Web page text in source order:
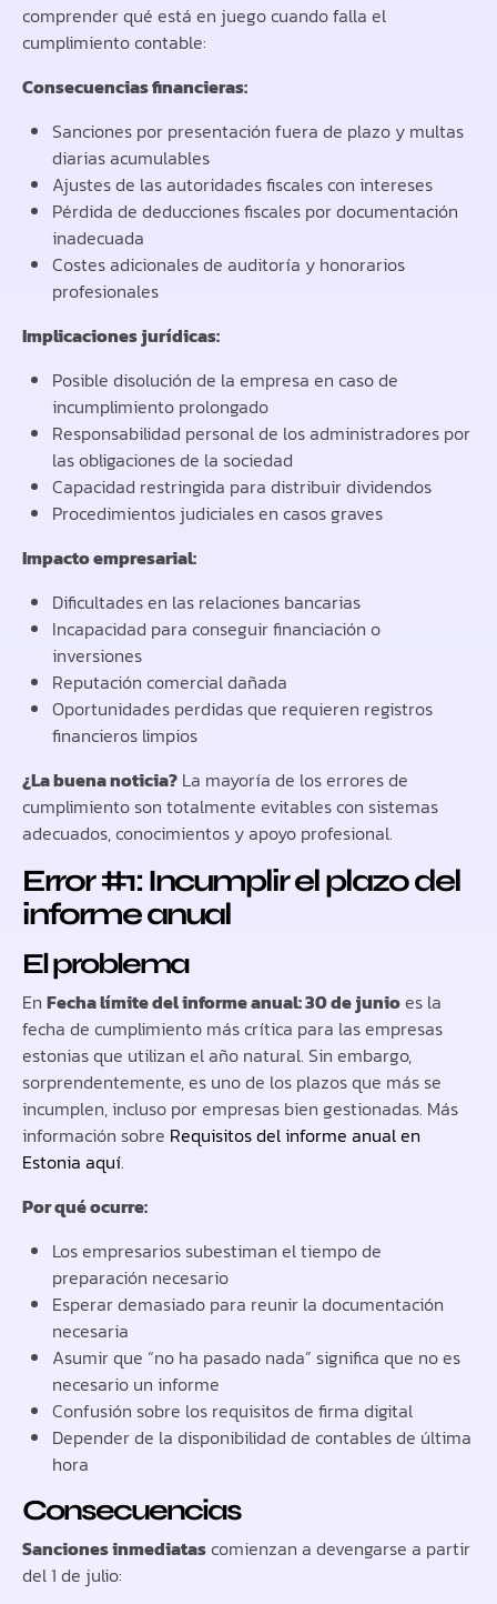
comprender qué está en juego cuando falla el
cumplimiento contable:
Consecuencias financieras:
Sanciones por presentación fuera de plazo y multas
diarias acumulables
Ajustes de las autoridades fiscales con intereses
Pérdida de deducciones fiscales por documentación
inadecuada
Costes adicionales de auditoría y honorarios
profesionales
Implicaciones jurídicas:
Posible disolución de la empresa en caso de
incumplimiento prolongado
Responsabilidad personal de los administradores por
las obligaciones de la sociedad
Capacidad restringida para distribuir dividendos
Procedimientos judiciales en casos graves
Impacto empresarial:
Dificultades en las relaciones bancarias
Incapacidad para conseguir financiación o
inversiones
Reputación comercial dañada
Oportunidades perdidas que requieren registros
financieros limpios
¿La buena noticia? La mayoría de los errores de
cumplimiento son totalmente evitables con sistemas
adecuados, conocimientos y apoyo profesional.
Error #1: Incumplir el plazo del
informe anual
El problema
En Fecha límite del informe anual: 30 de junioes la
fecha de cumplimiento más crítica para las empresas
estonias que utilizan el año natural. Sin embargo,
sorprendentemente, es uno de los plazos que más se
incumplen, incluso por empresas bien gestionadas. Más
información sobre Requisitos del informe anual en
Estonia aquí.
Por qué ocurre:
Los empresarios subestiman el tiempo de
preparación necesario
Esperar demasiado para reunir la documentación
necesaria
Asumir que “no ha pasado nada” significa que no es
necesario un informe
Confusión sobre los requisitos de firma digital
Depender de la disponibilidad de contables de última
hora
Consecuencias
Sanciones inmediatascomienzan a devengarse a partir
del 1 de julio: